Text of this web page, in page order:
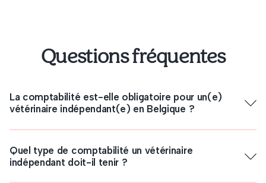
Questions fréquentes
La comptabilité est-elle obligatoire pour un(e)
vétérinaire indépendant(e) en Belgique ?
Quel type de comptabilité un vétérinaire
indépendant doit-il tenir ?